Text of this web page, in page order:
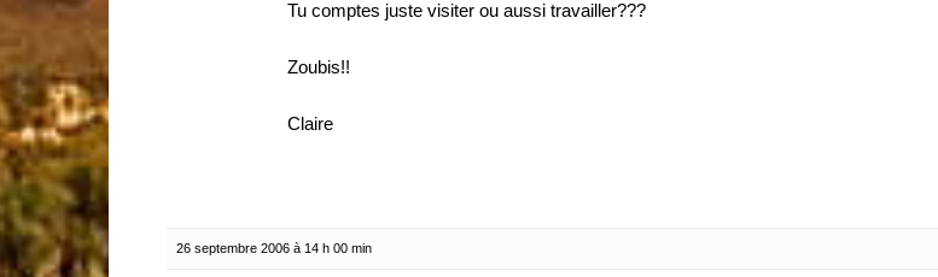
Tu comptes juste visiter ou aussi travailler???
Zoubis!!
Claire
26 septembre 2006 à 14 h 00 min